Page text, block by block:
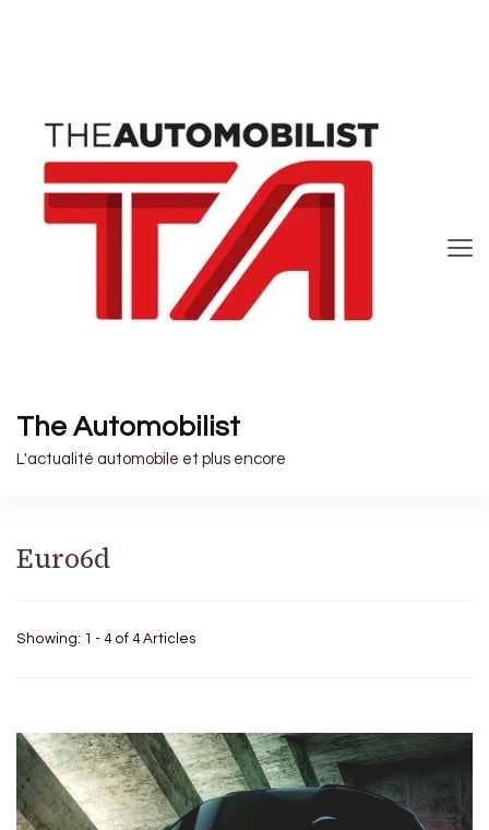
The Automobilist
L'actualité automobile et plus encore
Euro6d
Showing: 1 - 4 of 4 Articles